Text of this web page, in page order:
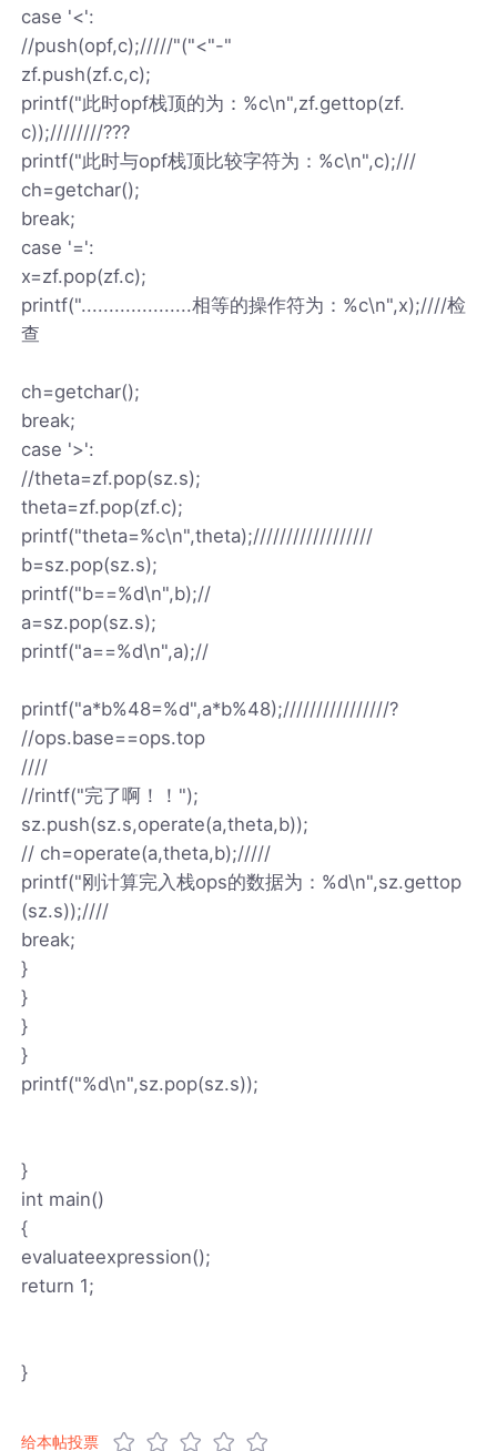
case '<':
//push(opf,c);/////"("<"-"
zf.push(zf.c,c);
printf("此时opf栈顶的为：%c\n",zf.gettop(zf.
c));////////???
printf("此时与opf栈顶比较字符为：%c\n",c);///
ch=getchar();
break;
case '=':
x=zf.pop(zf.c);
printf("....................相等的操作符为：%c\n",x);////检
查
ch=getchar();
break;
case '>':
//theta=zf.pop(sz.s);
theta=zf.pop(zf.c);
printf("theta=%c\n",theta);//////////////////
b=sz.pop(sz.s);
printf("b==%d\n",b);//
a=sz.pop(sz.s);
printf("a==%d\n",a);//
printf("a*b%48=%d",a*b%48);////////////////?
//ops.base==ops.top
////
//rintf("完了啊！！");
sz.push(sz.s,operate(a,theta,b));
// ch=operate(a,theta,b);/////
printf("刚计算完入栈ops的数据为：%d\n",sz.gettop
(sz.s));////
break;
}
}
}
}
printf("%d\n",sz.pop(sz.s));
}
int main()
{
evaluateexpression();
return 1;
}
给本帖投票